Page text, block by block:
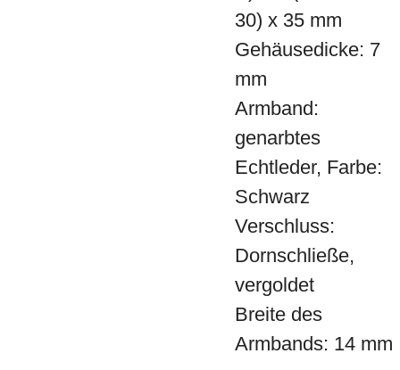
30) x 35 mm
Gehäusedicke: 7
mm
Armband:
genarbtes
Echtleder, Farbe:
Schwarz
Verschluss:
Dornschließe,
vergoldet
Breite des
Armbands: 14 mm